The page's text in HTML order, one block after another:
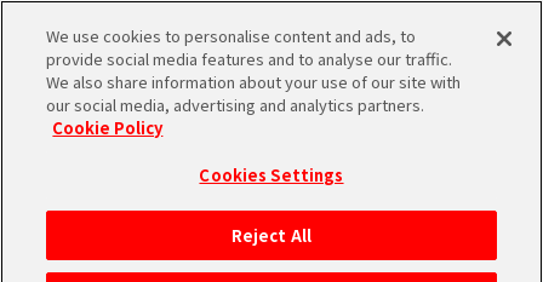
MEN
STARTSEITE
NEUES
We use cookies to personalise content and ads, to
provide social media features and to analyse our traffic.
We also share information about your use of our site with
our social media, advertising and analytics partners.
Cookie Policy
Cookies Settings
Reject All